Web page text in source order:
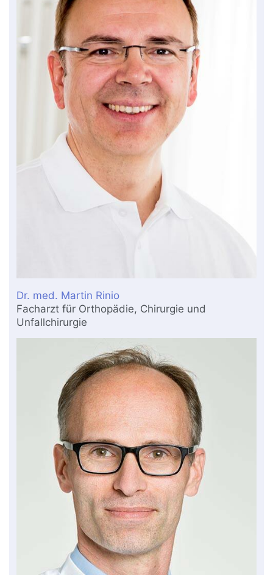
Dr. med. Martin Rinio
Facharzt für Orthopädie, Chirurgie und
Unfallchirurgie